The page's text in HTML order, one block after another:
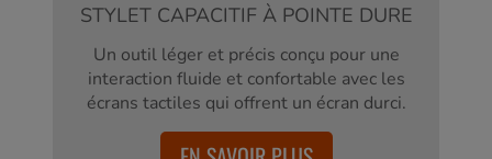
STYLET CAPACITIF À POINTE DURE
Un outil léger et précis conçu pour une
interaction fluide et confortable avec les
écrans tactiles qui offrent un écran durci.